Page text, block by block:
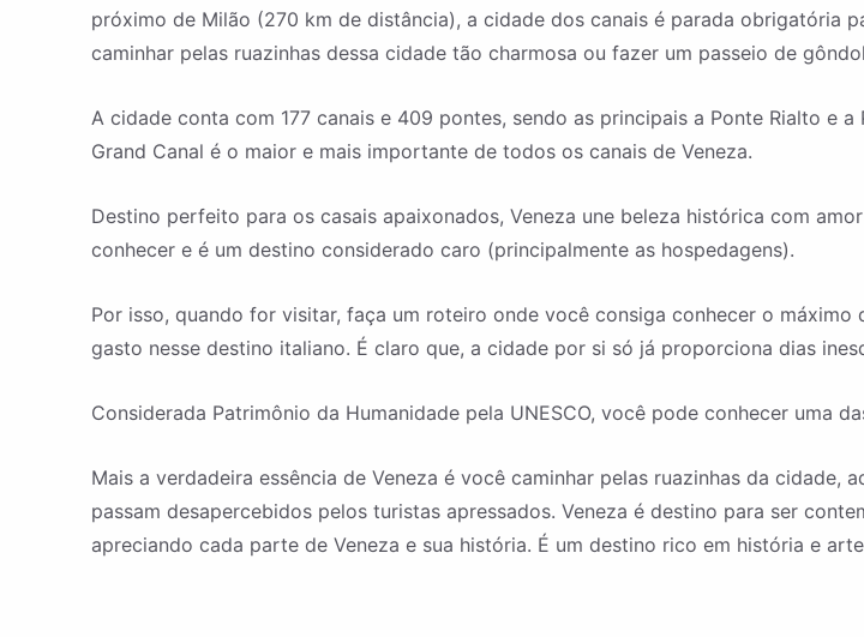
próximo de Milão (270 km de distância), a cidade dos canais é parada obrigatória
caminhar pelas ruazinhas dessa cidade tão charmosa ou fazer um passeio de
A cidade conta com 177 canais e 409 pontes, sendo as principais a Ponte Rialto e
Grand Canal é o maior e mais importante de todos os canais de Veneza.
Destino perfeito para os casais apaixonados, Veneza une beleza histórica com
conhecer e é um destino considerado caro (principalmente as hospedagens).
Por isso, quando for visitar, faça um roteiro onde você consiga conhecer o
gasto nesse destino italiano. É claro que, a cidade por si só já proporciona dias
Considerada Patrimônio da Humanidade pela UNESCO, você pode conhecer uma
Mais a verdadeira essência de Veneza é você caminhar pelas ruazinhas da
passam desapercebidos pelos turistas apressados. Veneza é destino para ser
apreciando cada parte de Veneza e sua história. É um destino rico em história e